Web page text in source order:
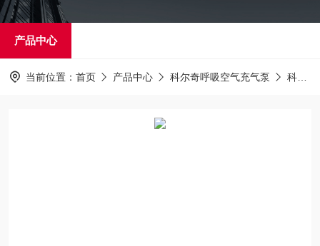
产品中心
当前位置： 首页 产品中心 科尔奇呼吸空气充气泵 科尔奇充气泵